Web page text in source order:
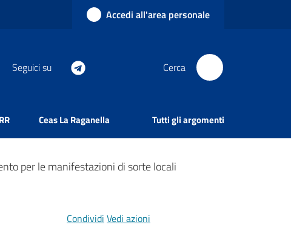
Accedi all'area personale
Seguici su Cerca
Ceas La Raganella Tutti gli argomenti
per le manifestazioni di sorte locali
Condividi Vedi azioni